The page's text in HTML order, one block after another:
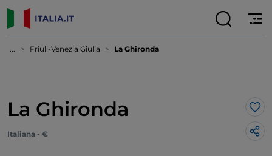
... Friuli-Venezia Giulia La Ghironda
La Ghironda
Italiana - €